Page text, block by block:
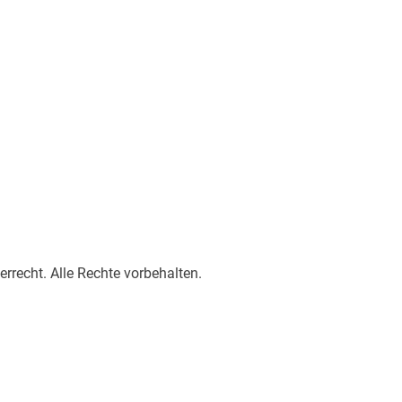
Alle Rechte vorbehalten.